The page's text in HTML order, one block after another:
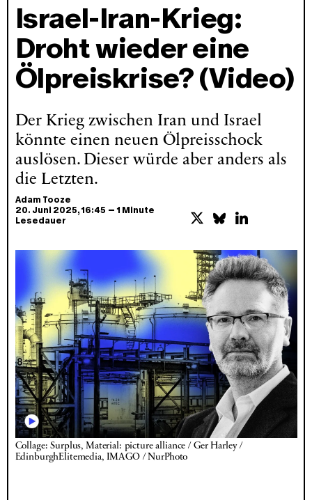
Israel-Iran-Krieg:
Droht wieder eine
Ölpreiskrise? (Video)
Der Krieg zwischen Iran und Israel
könnte einen neuen Ölpreisschock
auslösen. Dieser würde aber anders als
die Letzten.
Adam Tooze
20. Juni 2025, 16:45 –1 Minute
Lesedauer
Collage: Surplus, Material: picture alliance / Ger Harley /
EdinburghElitemedia, IMAGO / NurPhoto